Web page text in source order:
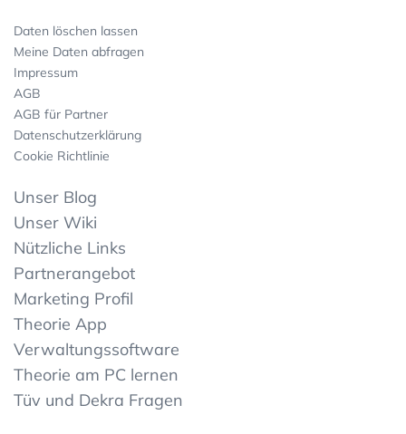
Daten löschen lassen
Meine Daten abfragen
Impressum
AGB
AGB für Partner
Datenschutzerklärung
Cookie Richtlinie
Unser Blog
Unser Wiki
Nützliche Links
Partnerangebot
Marketing Profil
Theorie App
Verwaltungssoftware
Theorie am PC lernen
Tüv und Dekra Fragen